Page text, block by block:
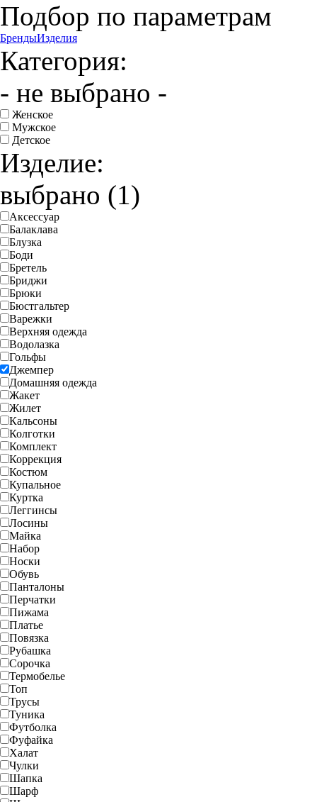
Подбор по параметрам
БрендыИзделия
Категория:
- не выбрано -
Женское
Мужское
Детское
Изделие:
выбрано (1)
Аксессуар
Балаклава
Блузка
Боди
Бретель
Бриджи
Брюки
Бюстгальтер
Варежки
Верхняя одежда
Водолазка
Гольфы
Джемпер
Домашняя одежда
Жакет
Жилет
Кальсоны
Колготки
Комплект
Коррекция
Костюм
Купальное
Куртка
Леггинсы
Лосины
Майка
Набор
Носки
Обувь
Панталоны
Перчатки
Пижама
Платье
Повязка
Рубашка
Сорочка
Термобелье
Топ
Трусы
Туника
Футболка
Фуфайка
Халат
Чулки
Шапка
Шарф